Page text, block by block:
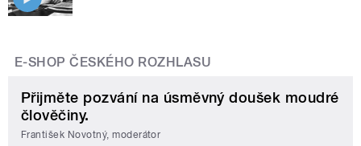
E-SHOP ČESKÉHO ROZHLASU
Přijměte pozvání na úsměvný doušek moudré
člověčiny.
František Novotný, moderátor